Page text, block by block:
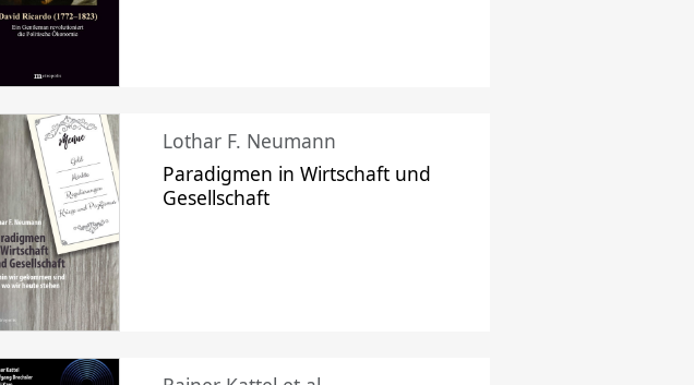
Lothar F. Neumann
Paradigmen in Wirtschaft und
Gesellschaft